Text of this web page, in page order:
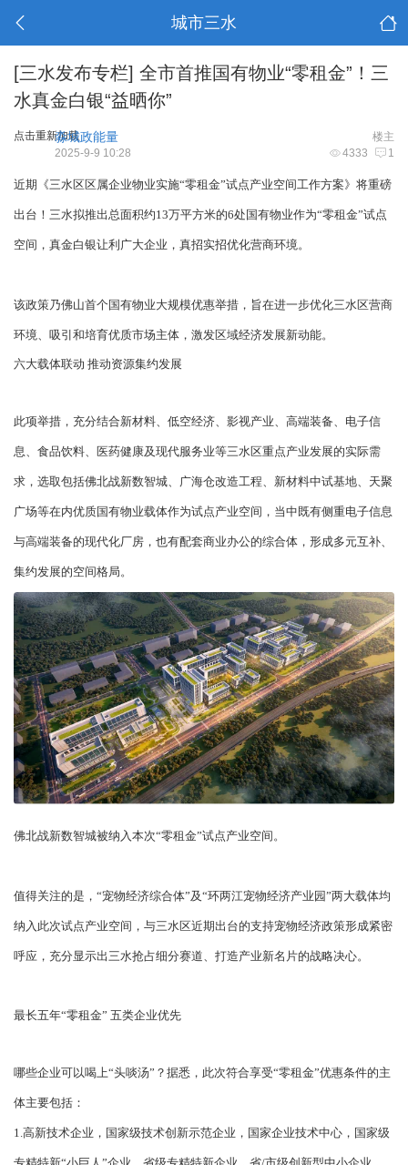
城市三水
[三水发布专栏] 全市首推国有物业“零租金”！三
水真金白银“益晒你”
点击重新加载 楼主
淼城政能量
4333 1
2025-9-9 10:28
近期《三水区区属企业物业实施“零租金”试点产业空间工作方案》将重磅
出台！三水拟推出总面积约13万平方米的6处国有物业作为“零租金”试点
空间，真金白银让利广大企业，真招实招优化营商环境。
该政策乃佛山首个国有物业大规模优惠举措，旨在进一步优化三水区营商
环境、吸引和培育优质市场主体，激发区域经济发展新动能。
六大载体联动 推动资源集约发展
此项举措，充分结合新材料、低空经济、影视产业、高端装备、电子信
息、食品饮料、医药健康及现代服务业等三水区重点产业发展的实际需
求，选取包括佛北战新数智城、广海仓改造工程、新材料中试基地、天聚
广场等在内优质国有物业载体作为试点产业空间，当中既有侧重电子信息
与高端装备的现代化厂房，也有配套商业办公的综合体，形成多元互补、
集约发展的空间格局。
佛北战新数智城被纳入本次“零租金”试点产业空间。
值得关注的是，“宠物经济综合体”及“环两江宠物经济产业园”两大载体均
纳入此次试点产业空间，与三水区近期出台的支持宠物经济政策形成紧密
呼应，充分显示出三水抢占细分赛道、打造产业新名片的战略决心。
最长五年“零租金” 五类企业优先
哪些企业可以喝上“头啖汤”？据悉，此次符合享受“零租金”优惠条件的主
体主要包括：
1.高新技术企业，国家级技术创新示范企业，国家企业技术中心，国家级